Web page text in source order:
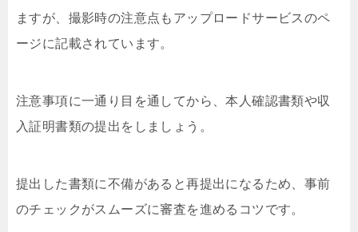
ますが、撮影時の注意点もアップロードサービスのペ
ージに記載されています。
注意事項に一通り目を通してから、本人確認書類や収
入証明書類の提出をしましょう。
提出した書類に不備があると再提出になるため、事前
のチェックがスムーズに審査を進めるコツです。